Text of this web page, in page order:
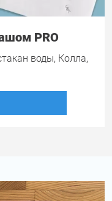
PRO
воды, Колла,